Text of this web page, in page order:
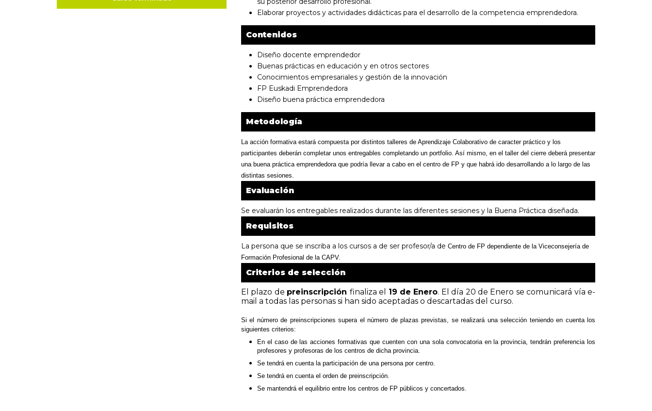
Elaborar proyectos y actividades didácticas para el desarrollo de la competencia emprendedora.
Contenidos
Diseño docente emprendedor
Buenas prácticas en educación y en otros sectores
Conocimientos empresariales y gestión de la innovación
FP Euskadi Emprendedora
Diseño buena práctica emprendedora
Metodología
La acción formativa estará compuesta por distintos talleres de Aprendizaje Colaborativo de caracter práctico y los
participantes deberán completar unos entregables completando un portfolio. Así mismo, en el taller del cierre deberá presentar
una buena práctica emprendedora que podría llevar a cabo en el centro de FP y que habrá ido desarrollando a lo largo de las
distintas sesiones.
Evaluación
Se evaluarán los entregables realizados durante las diferentes sesiones y la Buena Práctica diseñada.
Requisitos
La persona que se inscriba a los cursos a de ser profesor/a de Centro de FP dependiente de la Viceconsejería de
Formación Profesional de la CAPV.
Criterios de selección
El plazo de preinscripción finaliza el 19 de Enero. El día 20 de Enero se comunicará vía e-
mail a todas las personas si han sido aceptadas o descartadas del curso.
Si el número de preinscripciones supera el número de plazas previstas, se realizará una selección teniendo en cuenta los
siguientes criterios:
En el caso de las acciones formativas que cuenten con una sola convocatoria en la provincia, tendrán preferencia los
profesores y profesoras de los centros de dicha provincia.
Se tendrá en cuenta la participación de una persona por centro.
Se tendrá en cuenta el orden de preinscripción.
Se mantendrá el equilibrio entre los centros de FP públicos y concertados.